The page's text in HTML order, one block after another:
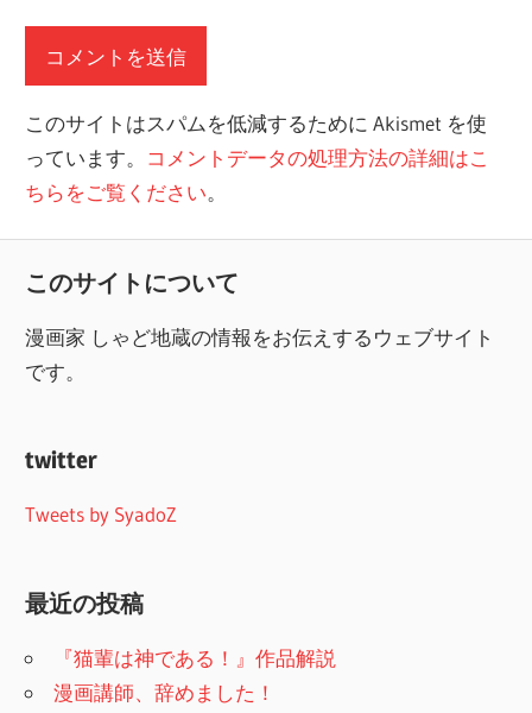
このサイトはスパムを低減するために Akismet を使
っています。 コメントデータの処理方法の詳細はこ
ちらをご覧ください。
このサイトについて
漫画家 しゃど地蔵の情報をお伝えするウェブサイト
です。
twitter
Tweets by SyadoZ
最近の投稿
『猫輩は神である！』作品解説
漫画講師、辞めました！